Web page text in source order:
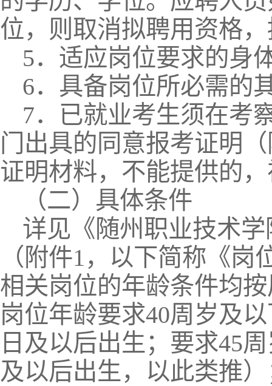
位，则取消拟聘用资格
5．适应岗位要求的身
6．具备岗位所必需的
7．已就业考生须在考
门出具的同意报考证明
证明材料，不能提供的
（二）具体条件
详见《随州职业技术
（附件1，以下简称《
相关岗位的年龄条件均
岗位年龄要求40周岁及
日及以后出生；要求45
及以后出生，以此类推